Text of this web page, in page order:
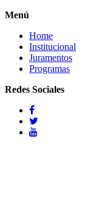
Menú
Home
Institucional
Juramentos
Programas
Redes Sociales